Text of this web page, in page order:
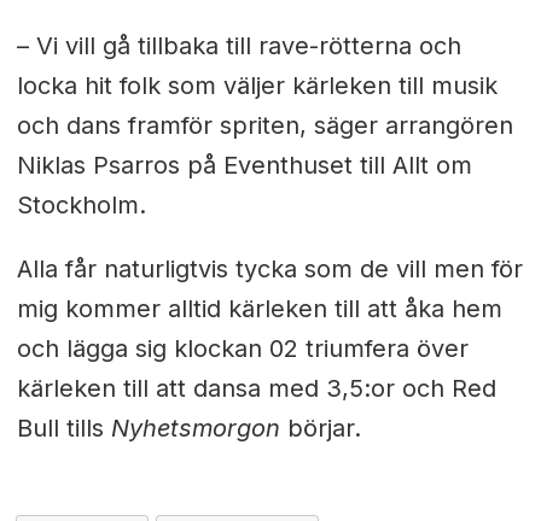
– Vi vill gå tillbaka till rave-rötterna och
locka hit folk som väljer kärleken till musik
och dans framför spriten, säger arrangören
Niklas Psarros på Eventhuset till Allt om
Stockholm.
Alla får naturligtvis tycka som de vill men för
mig kommer alltid kärleken till att åka hem
och lägga sig klockan 02 triumfera över
kärleken till att dansa med 3,5:or och Red
Bull tills Nyhetsmorgon börjar.